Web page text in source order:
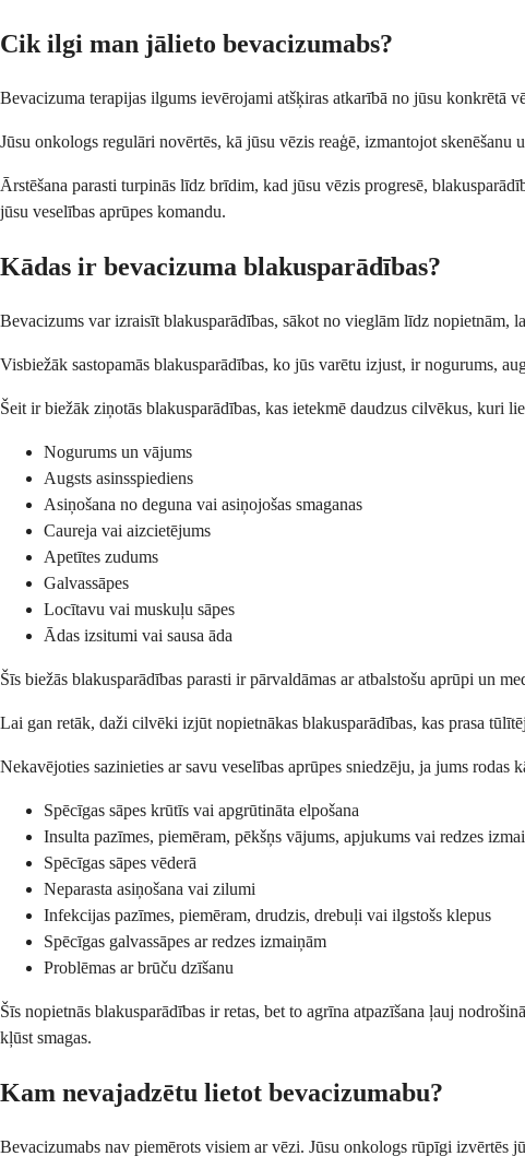
Cik ilgi man jālieto bevacizumabs?
Bevacizuma terapijas ilgums ievērojami atšķiras atkarībā no jūsu konkrētā
Jūsu onkologs regulāri novērtēs, kā jūsu vēzis reaģē, izmantojot
Ārstēšana parasti turpinās līdz brīdim, kad jūsu vēzis progresē,
jūsu veselības aprūpes komandu.
Kādas ir bevacizuma blakusparādības?
Bevacizums var izraisīt blakusparādības, sākot no vieglām līdz nopietnām,
Visbiežāk sastopamās blakusparādības, ko jūs varētu izjust, ir nogurums,
Šeit ir biežāk ziņotās blakusparādības, kas ietekmē daudzus cilvēkus, kuri
Nogurums un vājums
Augsts asinsspiediens
Asiņošana no deguna vai asiņojošas smaganas
Caureja vai aizcietējums
Apetītes zudums
Galvassāpes
Locītavu vai muskuļu sāpes
Ādas izsitumi vai sausa āda
Šīs biežās blakusparādības parasti ir pārvaldāmas ar atbalstošu aprūpi un
Lai gan retāk, daži cilvēki izjūt nopietnākas blakusparādības, kas prasa
Nekavējoties sazinieties ar savu veselības aprūpes sniedzēju, ja jums rodas
Spēcīgas sāpes krūtīs vai apgrūtināta elpošana
Insulta pazīmes, piemēram, pēkšņs vājums, apjukums vai redzes
Spēcīgas sāpes vēderā
Neparasta asiņošana vai zilumi
Infekcijas pazīmes, piemēram, drudzis, drebuļi vai ilgstošs klepus
Spēcīgas galvassāpes ar redzes izmaiņām
Problēmas ar brūču dzīšanu
Šīs nopietnās blakusparādības ir retas, bet to agrīna atpazīšana ļauj
kļūst smagas.
Kam nevajadzētu lietot bevacizumabu?
Bevacizumabs nav piemērots visiem ar vēzi. Jūsu onkologs rūpīgi izvērtēs